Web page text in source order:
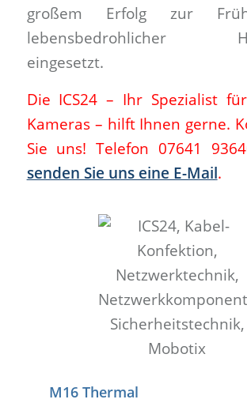
großem Erfolg zur
lebensbedrohlicher
eingesetzt.
Die ICS24 – Ihr Spezialist für
Kameras – hilft Ihnen gerne.
Sie uns! Telefon 07641
senden Sie uns eine E-Mail.
M16 Thermal